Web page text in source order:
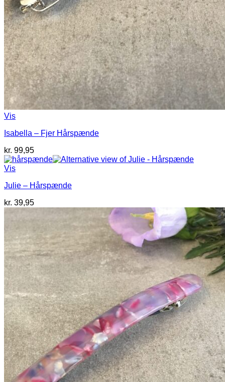
Vis
Isabella – Fjer Hårspænde
kr. 99,95
Vis
Julie – Hårspænde
kr. 39,95